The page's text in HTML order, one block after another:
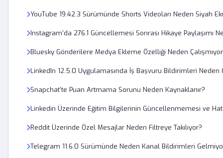
YouTube 19.42.3 Sürümünde Shorts Videoları Neden Siyah
Instagram'da 276.1 Güncellemesi Sonrası Hikaye Paylaşımı
Bluesky Gönderilere Medya Ekleme Özelliği Neden
LinkedIn 12.5.0 Uygulamasında İş Başvuru Bildirimleri Neden
Snapchat'te Puan Artmama Sorunu Neden Kaynaklanır?
Linkedin Üzerinde Eğitim Bilgilerinin Güncellenmemesi ve
Reddit Üzerinde Özel Mesajlar Neden Filtreye Takılıyor?
Telegram 11.6.0 Sürümünde Neden Kanal Bildirimleri